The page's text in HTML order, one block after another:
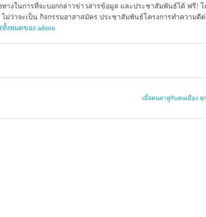
างในการที่จะบอกกล่าวข่าวสารข้อมูล และประชาสัมพันธ์ได้ ฟรี!
ม่ว่าจะเป็น กิจกรรมอาสาสมัคร ประชาสัมพันธ์โครงการทำความดี
งหมดของ admin
เมื่อคนลาหู่กับคนเมือง